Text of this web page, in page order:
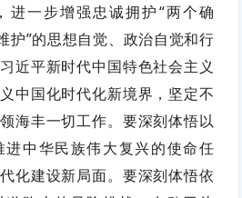
进一步增强忠诚拥护“两个确
护”的思想自觉、政治自觉和行
近平新时代中国特色社会主义
中国化时代化新境界，坚定不
海丰一切工作。要深刻体悟以
中华民族伟大复兴的使命任
化建设新局面。要深刻体悟依